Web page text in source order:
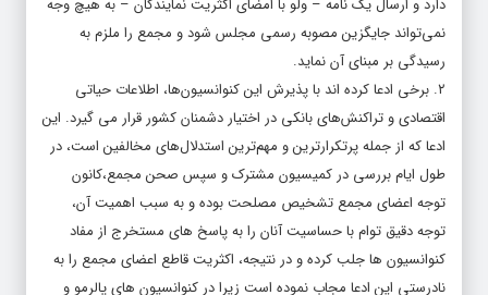
دارد و ارسال یک نامه – ولو با امضای اکثریت نمایندگان – به هیچ وجه
نمی‌تواند جایگزین مصوبه رسمی مجلس شود و مجمع را ملزم به
رسیدگی بر مبنای آن نماید.
۲. برخی ادعا کرده اند با پذیرش این کنوانسیون‌ها، اطلاعات حیاتی
اقتصادی و تراکنش‌های بانکی در اختیار دشمنان کشور قرار می گیرد. این
ادعا که از جمله پرتکرارترین و مهم‌ترین استدلال‌های مخالفین است، در
طول ایام بررسی در کمیسیون مشترک و سپس صحن مجمع،کانون
توجه اعضای مجمع تشخیص مصلحت بوده و به سبب اهمیت آن،
توجه دقیق توام با حساسیت آنان را به پاسخ های مستخرج از مفاد
کنوانسیون ها جلب کرده و در نتیجه، اکثریت قاطع اعضای مجمع را به
نادرستی این ادعا مجاب نموده است زیرا در کنوانسیون های پالرمو و